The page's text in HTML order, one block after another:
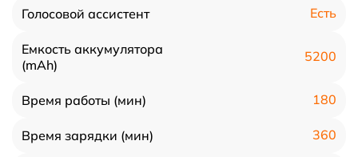
Голосовой ассистент Есть
Емкость аккумулятора
(mAh)
5200
Время работы (мин) 180
Время зарядки (мин) 360